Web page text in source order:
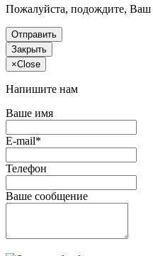
Пожалуйста, подождите, Ваш
Отправить
Закрыть
×Close
Напишите нам
Ваше имя
E-mail*
Телефон
Ваше сообщение